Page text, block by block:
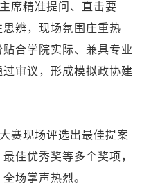
席精准提问、直击要
辨，现场氛围庄重热
合学院实际、兼具专业
审议，形成模拟政协建
赛现场评选出最佳提案
佳优秀奖等多个奖项，
场掌声热烈。